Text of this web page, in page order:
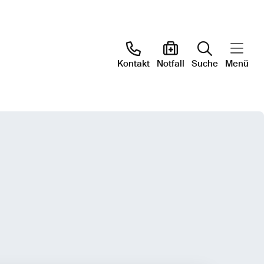
Kontakt Notfall Suche Menü